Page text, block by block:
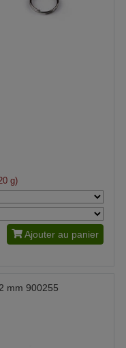
g)
Ajouter au panier
mm 900255